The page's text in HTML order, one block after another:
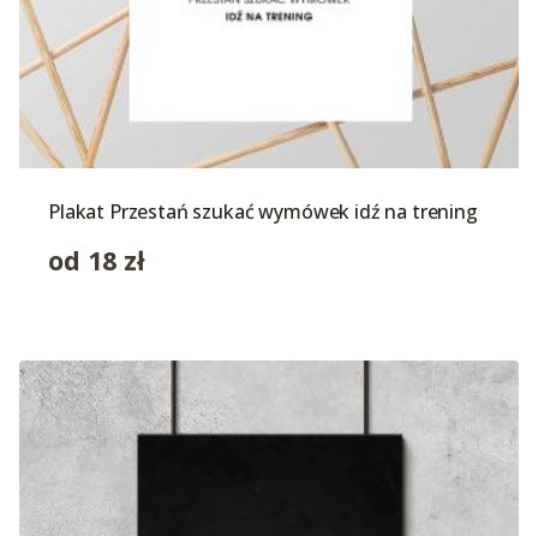
Plakat Przestań szukać wymówek idź na trening
od 18 zł